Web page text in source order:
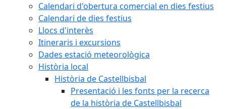
Calendari d'obertura comercial en dies festius
Calendari de dies festius
Llocs d'interès
Itineraris i excursions
Dades estació meteorològica
Història local
Història de Castellbisbal
Presentació i les fonts per la recerca
de la història de Castellbisbal